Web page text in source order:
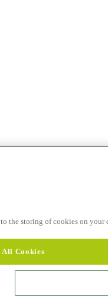
the storing of cookies on your
All Cookies